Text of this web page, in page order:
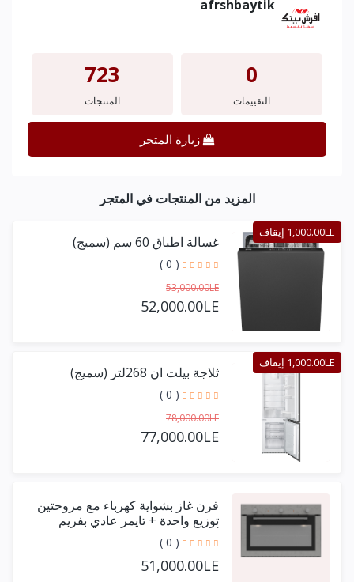
afrshbaytik
0
التقييمات
723
المنتجات
زيارة المتجر
المزيد من المنتجات في المتجر
1,000.00LE إيقاف
غسالة اطباق 60 سم (سميج)
( 0 )
53,000.00LE
52,000.00LE
1,000.00LE إيقاف
ثلاجة بيلت ان 268لتر (سميج)
( 0 )
78,000.00LE
77,000.00LE
فرن غاز بشواية كهرباء مع مروحتين
توزيع واحدة + تايمر عادي بفريم
أستيل حرف يو 90 سم
( 0 )
51,000.00LE